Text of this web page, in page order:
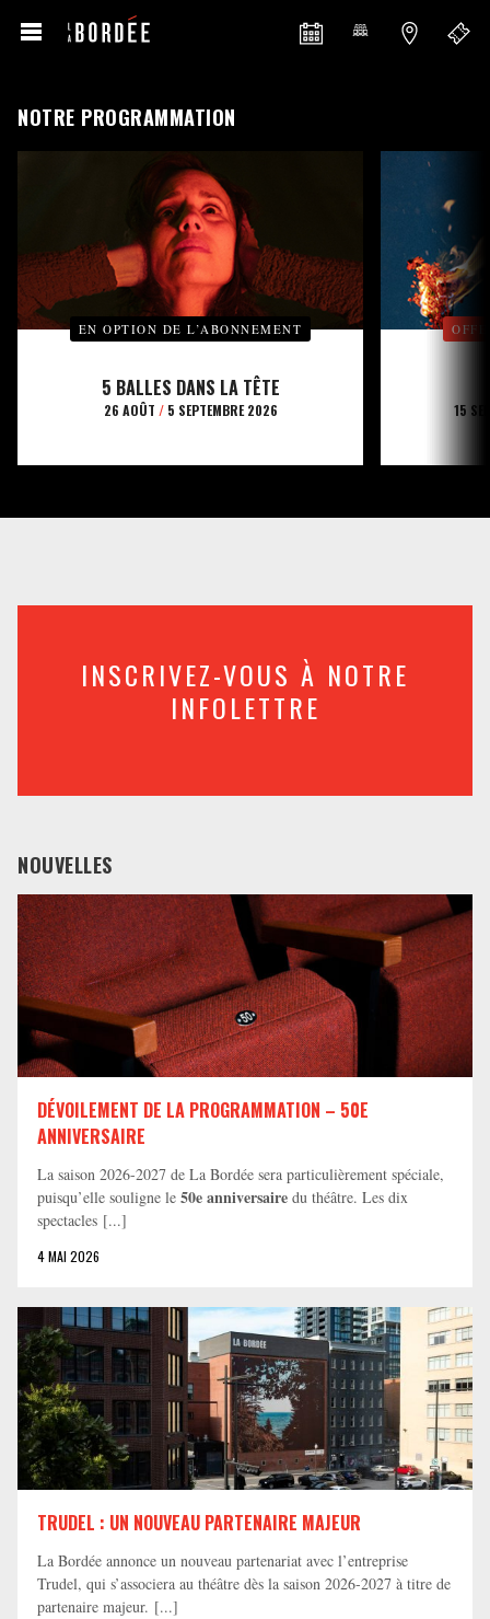
NOTRE PROGRAMMATION
EN OPTION DE L’ABONNEMENT
5 BALLES DANS LA TÊTE
26 AOÛT /5 SEPTEMBRE 2026 15
INSCRIVEZ-VOUS À NOTRE
INFOLETTRE
NOUVELLES
DÉVOILEMENT DE LA PROGRAMMATION – 50E
ANNIVERSAIRE
La saison 2026-2027 de La Bordée sera particulièrement spéciale,
puisqu’elle souligne le 50e anniversaire du théâtre. Les dix
spectacles [...]
4 MAI 2026
TRUDEL : UN NOUVEAU PARTENAIRE MAJEUR
La Bordée annonce un nouveau partenariat avec l’entreprise
Trudel, qui s’associera au théâtre dès la saison 2026-2027 à titre de
partenaire majeur. [...]